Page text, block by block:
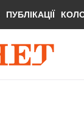
ПУБЛІКАЦІЇ